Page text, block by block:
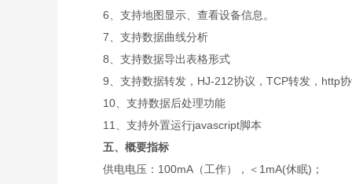
6、支持地图显示、查看设备信息。
7、支持数据曲线分析
8、支持数据导出表格形式
9、支持数据转发，HJ-212协议，TCP转发，http协
10、支持数据后处理功能
11、支持外置运行javascript脚本
五、概要指标
供电电压：100mA（工作），＜1mA(休眠)；